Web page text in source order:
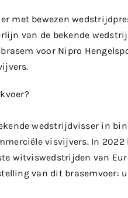
met bewezen
van de bekende
voor Nipro
wedstrijdvisser in
visvijvers. In
witviswedstrijden van
van dit brasemvoer: